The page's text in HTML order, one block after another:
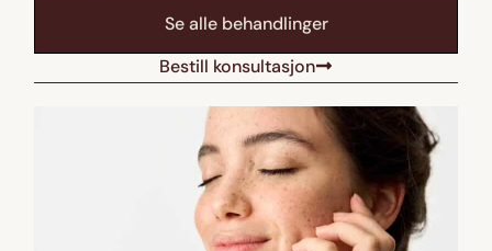
Se alle behandlinger
Bestill konsultasjon